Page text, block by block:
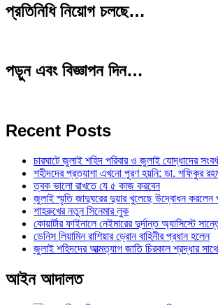
প্রতিনিধি নিয়োগ চলছে…
পড়ুন এবং বিজ্ঞাপন দিন…
Recent Posts
চারঘাটে জুলাই শহিদ পরিবার ও জুলাই যোদ্ধাদের
শহীদদের প্রত্যাশা এখনো পূরণ হয়নি: ডা. শফিকুর
ত্বক ভালো রাখতে যে ৫ কাজ করবেন
জুলাই স্মৃতি জাদুঘরের দুয়ার খুলেছে উদ্বোধন করলেন
শাহরুখের নতুন সিনেমার লুক
কোয়ার্টার ফাইনালে নেইমারের দুর্দান্ত অ্যাসিস্টে
ডেনিস লিয়ামিন রাশিয়ার ড্রোন বাহিনীর প্রধান হলেন
জুলাই শহিদদের আত্মত্যাগ জাতি চিরকাল শ্রদ্ধার
আইন আদালত